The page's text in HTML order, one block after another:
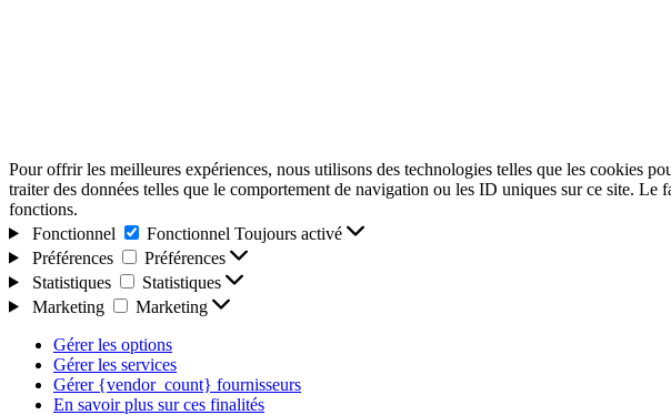
Pour offrir les meilleures expériences, nous utilisons des technologies telles que les cookies
traiter des données telles que le comportement de navigation ou les ID uniques sur ce site.
fonctions.
Fonctionnel
Fonctionnel Toujours activé
Préférences
Préférences
Statistiques
Statistiques
Marketing
Marketing
Gérer les options
Gérer les services
Gérer {vendor_count} fournisseurs
En savoir plus sur ces finalités